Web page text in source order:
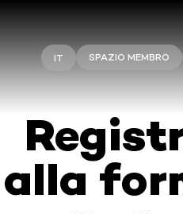
IT SPAZIO MEMBRO
alla